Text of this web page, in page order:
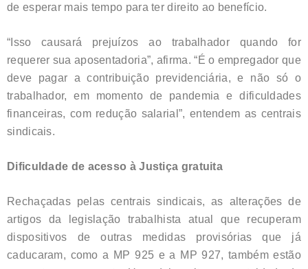
de esperar mais tempo para ter direito ao benefício.
“Isso causará prejuízos ao trabalhador quando for
requerer sua aposentadoria”, afirma. “É o empregador que
deve pagar a contribuição previdenciária, e não só o
trabalhador, em momento de pandemia e dificuldades
financeiras, com redução salarial”, entendem as centrais
sindicais.
Dificuldade de acesso à Justiça gratuita
Rechaçadas pelas centrais sindicais, as alterações de
artigos da legislação trabalhista atual que recuperam
dispositivos de outras medidas provisórias que já
caducaram, como a MP 925 e a MP 927, também estão